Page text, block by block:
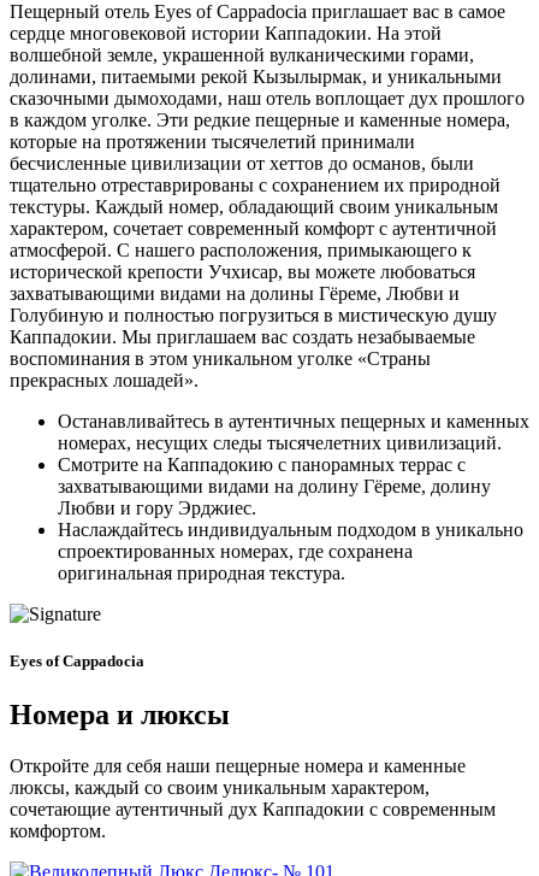
Пещерный отель Eyes of Cappadocia приглашает вас в самое
сердце многовековой истории Каппадокии. На этой
волшебной земле, украшенной вулканическими горами,
долинами, питаемыми рекой Кызылырмак, и уникальными
сказочными дымоходами, наш отель воплощает дух прошлого
в каждом уголке. Эти редкие пещерные и каменные номера,
которые на протяжении тысячелетий принимали
бесчисленные цивилизации от хеттов до османов, были
тщательно отреставрированы с сохранением их природной
текстуры. Каждый номер, обладающий своим уникальным
характером, сочетает современный комфорт с аутентичной
атмосферой. С нашего расположения, примыкающего к
исторической крепости Учхисар, вы можете любоваться
захватывающими видами на долины Гёреме, Любви и
Голубиную и полностью погрузиться в мистическую душу
Каппадокии. Мы приглашаем вас создать незабываемые
воспоминания в этом уникальном уголке «Страны
прекрасных лошадей».
Останавливайтесь в аутентичных пещерных и каменных
номерах, несущих следы тысячелетних цивилизаций.
Смотрите на Каппадокию с панорамных террас с
захватывающими видами на долину Гёреме, долину
Любви и гору Эрджиес.
Наслаждайтесь индивидуальным подходом в уникально
спроектированных номерах, где сохранена
оригинальная природная текстура.
Eyes of Cappadocia
Номера и люксы
Откройте для себя наши пещерные номера и каменные
люксы, каждый со своим уникальным характером,
сочетающие аутентичный дух Каппадокии с современным
комфортом.